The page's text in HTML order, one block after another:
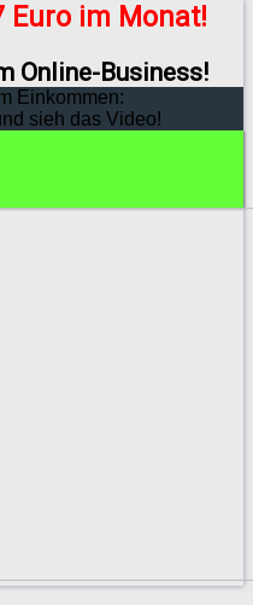
Euro im Monat!
Online-Business!
Einkommen:
sieh das Video!